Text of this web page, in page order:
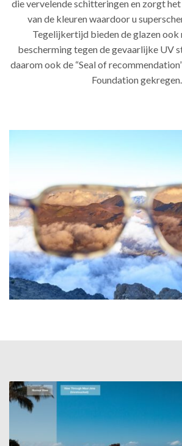
die vervelende schitteringen en zorgt
van de kleuren waardoor u
Tegelijkertijd bieden de glazen ook
bescherming tegen de gevaarlijke UV
daarom ook de “Seal of
Foundation gekregen.